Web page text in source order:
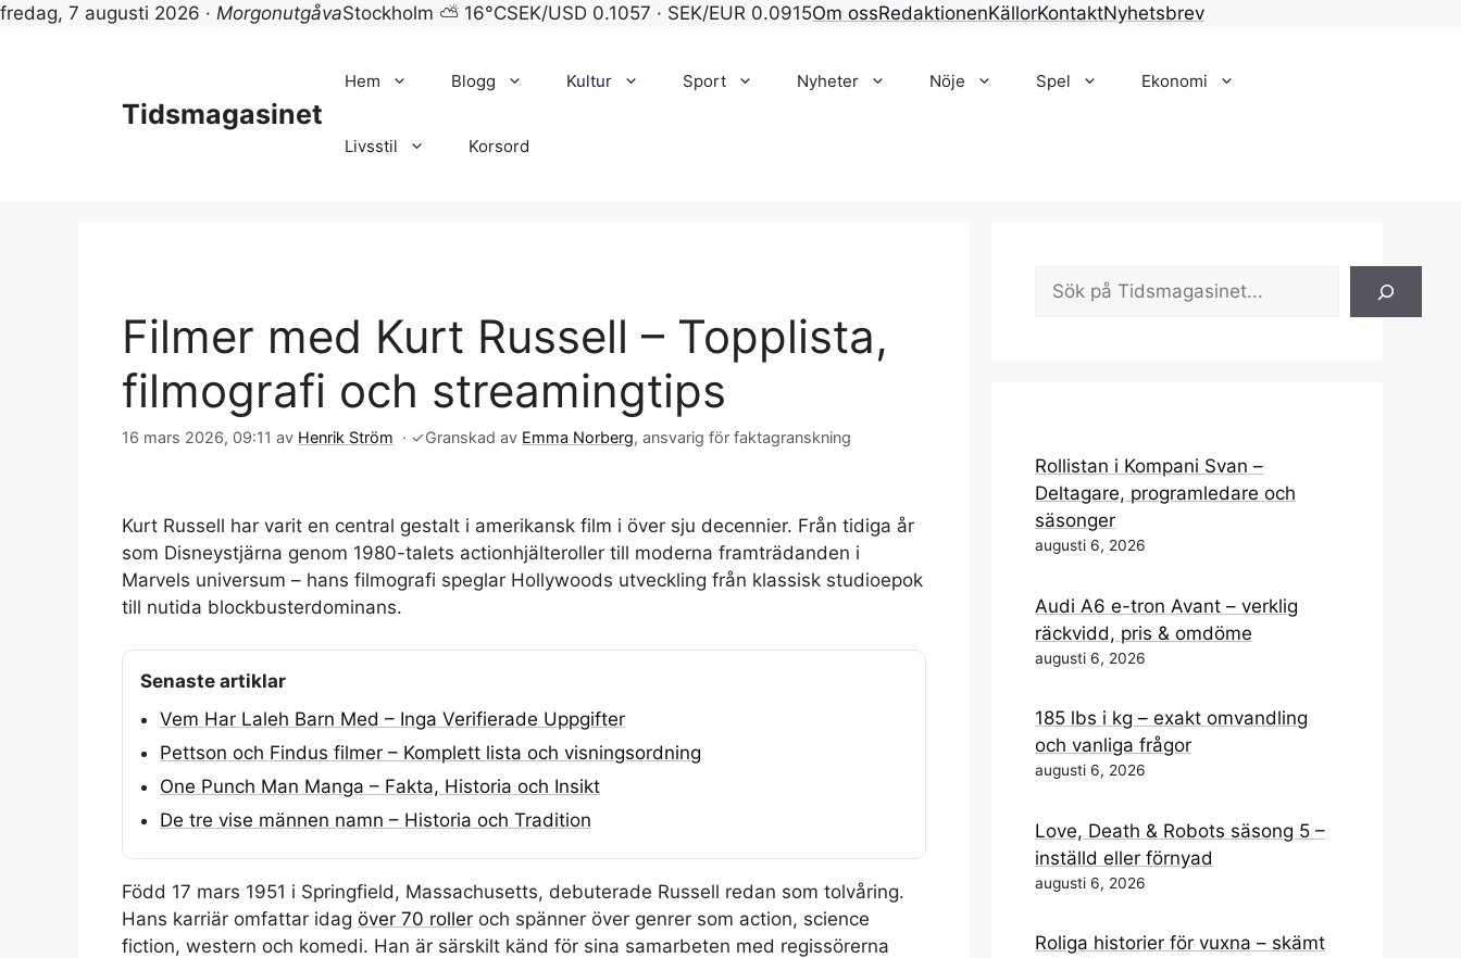
fredag, 7 augusti 2026 · MorgonutgåvaStockholm ⛅ 16°CSEK/USD 0.1057 · SEK/EUR 0.0915Om ossRedaktionenKällorKontaktNyhetsbrev
Tidsmagasinet
Hem Blogg Kultur Sport Nyheter Nöje Spel Ekonomi
Livsstil Korsord
Filmer med Kurt Russell – Topplista,
filmografi och streamingtips
16 mars 2026, 09:11 av Henrik Ström · ✓Granskad av Emma Norberg, ansvarig för faktagranskning
Kurt Russell har varit en central gestalt i amerikansk film i över sju decennier. Från tidiga år
som Disneystjärna genom 1980-talets actionhjälteroller till moderna framträdanden i
Marvels universum – hans filmografi speglar Hollywoods utveckling från klassisk studioepok
till nutida blockbusterdominans.
Senaste artiklar
Vem Har Laleh Barn Med – Inga Verifierade Uppgifter
Pettson och Findus filmer – Komplett lista och visningsordning
One Punch Man Manga – Fakta, Historia och Insikt
De tre vise männen namn – Historia och Tradition
Född 17 mars 1951 i Springfield, Massachusetts, debuterade Russell redan som tolvåring.
Hans karriär omfattar idag över 70 roller och spänner över genrer som action, science
fiction, western och komedi. Han är särskilt känd för sina samarbeten med regissörerna
Sök
Rollistan i Kompani Svan –
Deltagare, programledare och
säsonger
augusti 6, 2026
Audi A6 e-tron Avant – verklig
räckvidd, pris & omdöme
augusti 6, 2026
185 lbs i kg – exakt omvandling
och vanliga frågor
augusti 6, 2026
Love, Death & Robots säsong 5 –
inställd eller förnyad
augusti 6, 2026
Roliga historier för vuxna – skämt